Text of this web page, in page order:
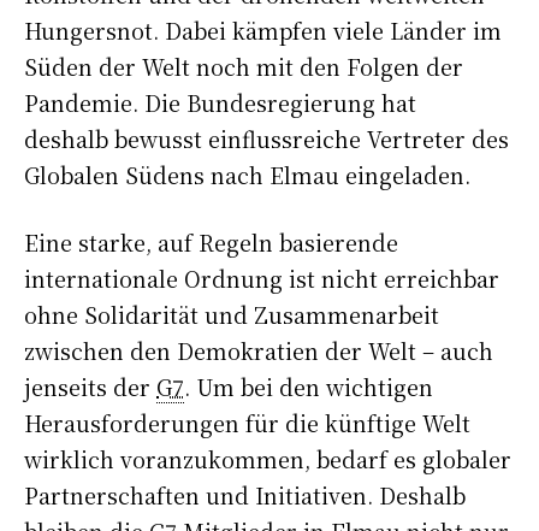
Hungersnot. Dabei kämpfen viele Länder im
Süden der Welt noch mit den Folgen der
Pandemie. Die Bundesregierung hat
deshalb bewusst einflussreiche Vertreter des
Globalen Südens nach Elmau eingeladen.
Eine starke, auf Regeln basierende
internationale Ordnung ist nicht erreichbar
ohne Solidarität und Zusammenarbeit
zwischen den Demokratien der Welt – auch
jenseits der G7. Um bei den wichtigen
Herausforderungen für die künftige Welt
wirklich voranzukommen, bedarf es globaler
Partnerschaften und Initiativen. Deshalb